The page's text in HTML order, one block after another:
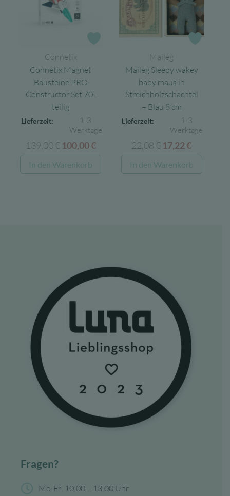
Connetix
Connetix Magnet
Bausteine PRO
Constructor Set 70-
teilig
Lieferzeit:
1-3
Werktage
139,00€ Ursprünglicher
Preis
war:
100,00€Aktueller
Preis
ist:
In den Warenkorb
Maileg
Maileg Sleepy wakey
baby maus in
Streichholzschachtel
– Blau 8 cm
Lieferzeit:
1-3
Werktage
22,08€ Ursprünglicher
Preis
war:
17,22€
Preis
ist:
In den Warenkorb
Fragen?
Mo-Fr: 10:00 – 13:00 Uhr